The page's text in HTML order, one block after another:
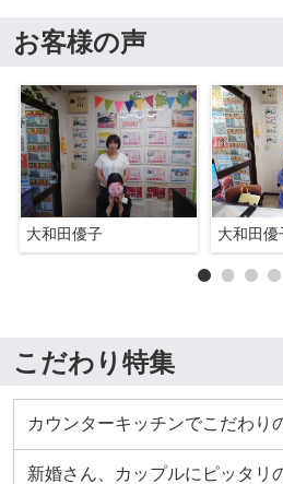
お客様の声
大和田優子 大和田優
こだわり特集
カウンターキッチンでこだわり
新婚さん、カップルにピッタリ